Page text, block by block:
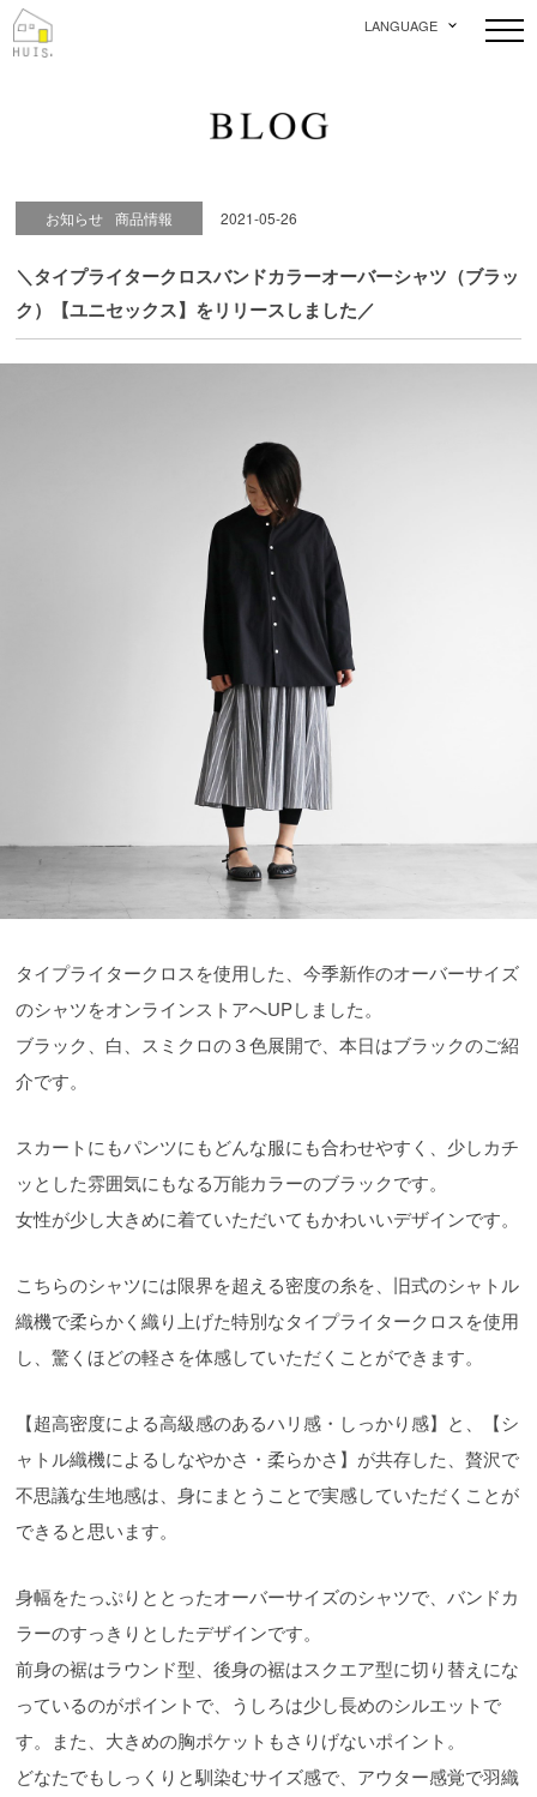
LANGUAGE
お知らせ 商品情報 2021-05-26
＼タイプライタークロスバンドカラーオーバーシャツ（ブラッ
ク）【ユニセックス】をリリースしました／
タイプライタークロスを使用した、今季新作のオーバーサイズ
のシャツをオンラインストアへUPしました。
ブラック、白、スミクロの３色展開で、本日はブラックのご紹
介です。
スカートにもパンツにもどんな服にも合わせやすく、少しカチ
ッとした雰囲気にもなる万能カラーのブラックです。
女性が少し大きめに着ていただいてもかわいいデザインです。
こちらのシャツには限界を超える密度の糸を、旧式のシャトル
織機で柔らかく織り上げた特別なタイプライタークロスを使用
し、驚くほどの軽さを体感していただくことができます。
【超高密度による高級感のあるハリ感・しっかり感】と、【シ
ャトル織機によるしなやかさ・柔らかさ】が共存した、贅沢で
不思議な生地感は、身にまとうことで実感していただくことが
できると思います。
身幅をたっぷりととったオーバーサイズのシャツで、バンドカ
ラーのすっきりとしたデザインです。
前身の裾はラウンド型、後身の裾はスクエア型に切り替えにな
っているのがポイントで、うしろは少し長めのシルエットで
す。また、大きめの胸ポケットもさりげないポイント。
どなたでもしっくりと馴染むサイズ感で、アウター感覚で羽織